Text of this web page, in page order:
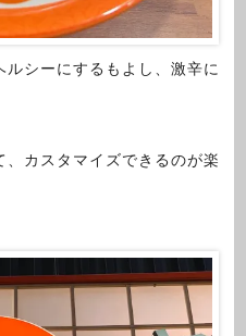
シーにするもよし、激辛に
カスタマイズできるのが楽